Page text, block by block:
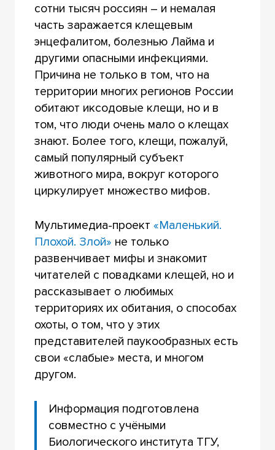
сотни тысяч россиян – и немалая
часть заражается клещевым
энцефалитом, болезнью Лайма и
другими опасными инфекциями.
Причина не только в том, что на
территории многих регионов России
обитают иксодовые клещи, но и в
том, что люди очень мало о клещах
знают. Более того, клещи, пожалуй,
самый популярный субъект
животного мира, вокруг которого
циркулирует множество мифов.
Мультимедиа-проект «Маленький.
Плохой. Злой» не только
развенчивает мифы и знакомит
читателей с повадками клещей, но и
рассказывает о любимых
территориях их обитания, о способах
охоты, о том, что у этих
представителей паукообразных есть
свои «слабые» места, и многом
другом.
Информация подготовлена
совместно с учёными
Биологического института ТГУ,